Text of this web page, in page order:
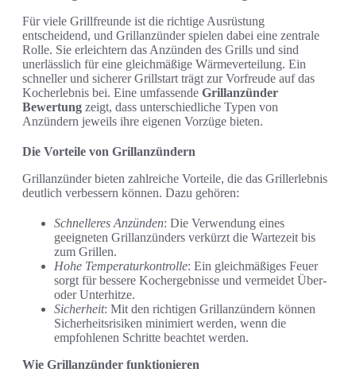
Für viele Grillfreunde ist die richtige Ausrüstung
entscheidend, und Grillanzünder spielen dabei eine zentrale
Rolle. Sie erleichtern das Anzünden des Grills und sind
unerlässlich für eine gleichmäßige Wärmeverteilung. Ein
schneller und sicherer Grillstart trägt zur Vorfreude auf das
Kocherlebnis bei. Eine umfassende Grillanzünder
Bewertung zeigt, dass unterschiedliche Typen von
Anzündern jeweils ihre eigenen Vorzüge bieten.
Die Vorteile von Grillanzündern
Grillanzünder bieten zahlreiche Vorteile, die das Grillerlebnis
deutlich verbessern können. Dazu gehören:
Schnelleres Anzünden: Die Verwendung eines
geeigneten Grillanzünders verkürzt die Wartezeit bis
zum Grillen.
Hohe Temperaturkontrolle: Ein gleichmäßiges Feuer
sorgt für bessere Kochergebnisse und vermeidet Über-
oder Unterhitze.
Sicherheit: Mit den richtigen Grillanzündern können
Sicherheitsrisiken minimiert werden, wenn die
empfohlenen Schritte beachtet werden.
Wie Grillanzünder funktionieren